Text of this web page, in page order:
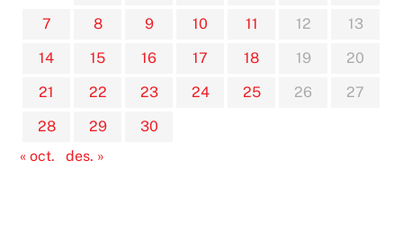
7
8 9 10 11 12
13
14
15 16 17 18 19
20
21
22 23 24 25 26
27
28
29
30
« oct.
des. »